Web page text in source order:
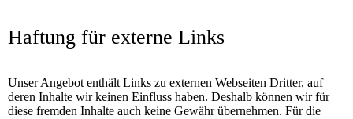
Haftung für externe Links
Unser Angebot enthält Links zu externen Webseiten Dritter, auf
deren Inhalte wir keinen Einfluss haben. Deshalb können wir für
diese fremden Inhalte auch keine Gewähr übernehmen. Für die